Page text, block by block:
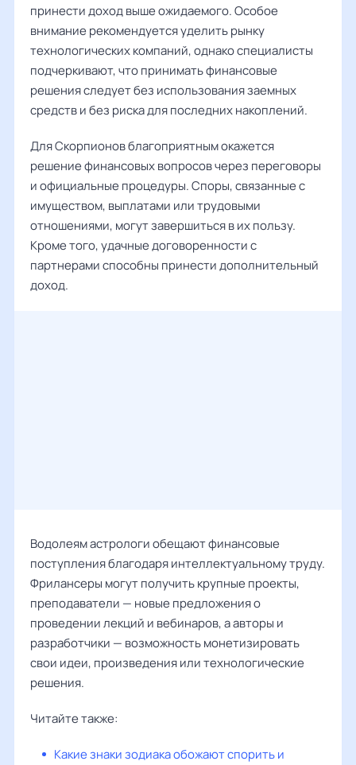
принести доход выше ожидаемого. Особое
внимание рекомендуется уделить рынку
технологических компаний, однако специалисты
подчеркивают, что принимать финансовые
решения следует без использования заемных
средств и без риска для последних накоплений.
Для Скорпионов благоприятным окажется
решение финансовых вопросов через переговоры
и официальные процедуры. Споры, связанные с
имуществом, выплатами или трудовыми
отношениями, могут завершиться в их пользу.
Кроме того, удачные договоренности с
партнерами способны принести дополнительный
доход.
Водолеям астрологи обещают финансовые
поступления благодаря интеллектуальному труду.
Фрилансеры могут получить крупные проекты,
преподаватели — новые предложения о
проведении лекций и вебинаров, а авторы и
разработчики — возможность монетизировать
свои идеи, произведения или технологические
решения.
Читайте также:
Какие знаки зодиака обожают спорить и